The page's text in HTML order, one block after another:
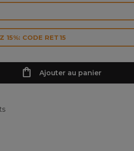
15%: CODE RET15
Ajouter au panier